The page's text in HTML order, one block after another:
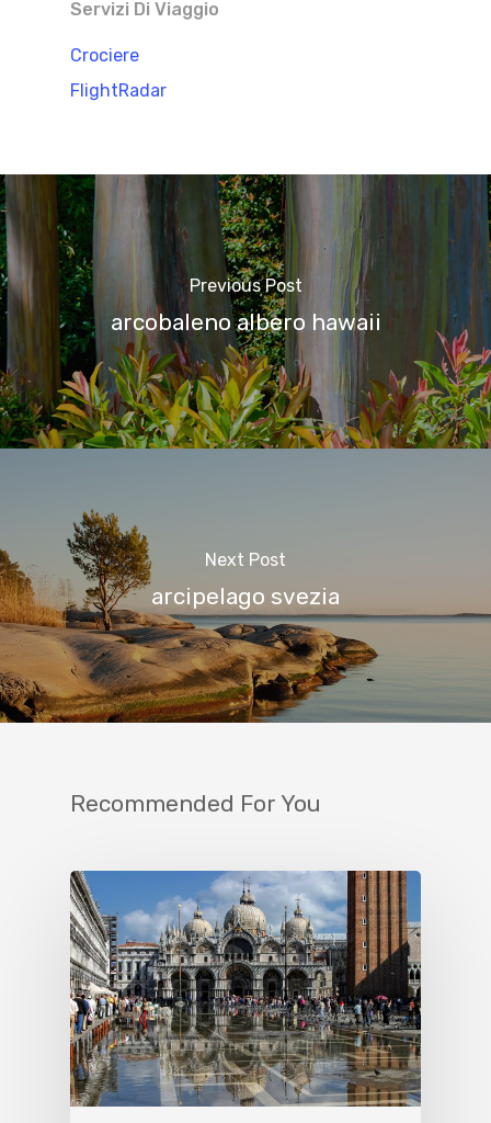
Servizi Di Viaggio
Crociere
FlightRadar
Previous Post
arcobaleno albero hawaii
Next Post
arcipelago svezia
Recommended For You